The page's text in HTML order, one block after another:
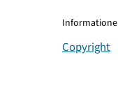
Copyright